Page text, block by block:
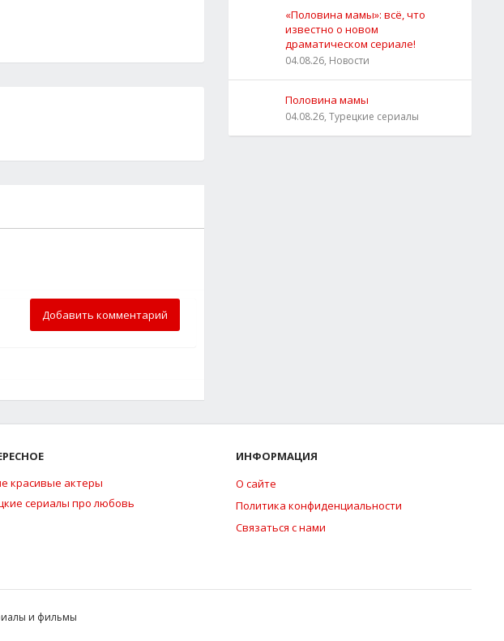
Добавить комментарий
«Половина мамы»: всё, что
известно о новом
драматическом сериале!
04.08.26, Новости
Половина мамы
04.08.26, Турецкие сериалы
красивые актеры
сериалы про любовь
ИНФОРМАЦИЯ
О сайте
Политика конфиденциальности
Связаться с нами
и фильмы